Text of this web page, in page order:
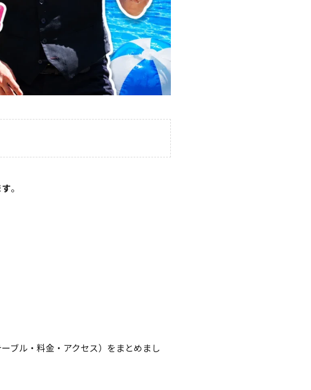
す。
ブル・料金・アクセス）をまとめまし